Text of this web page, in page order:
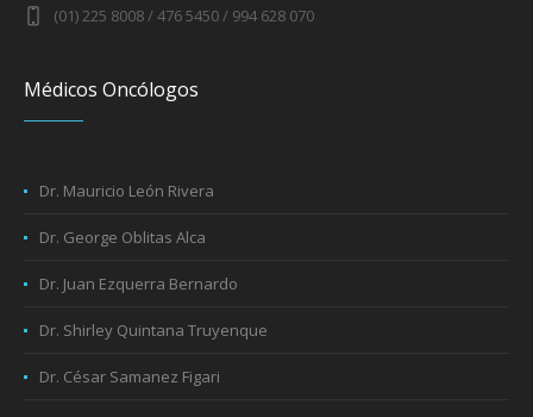
(01) 225 8008 / 476 5450 / 994 628 070
Médicos Oncólogos
Dr. Mauricio León Rivera
Dr. George Oblitas Alca
Dr. Juan Ezquerra Bernardo
Dr. Shirley Quintana Truyenque
Dr. César Samanez Figari